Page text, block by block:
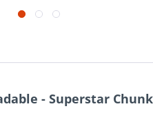
- Superstar